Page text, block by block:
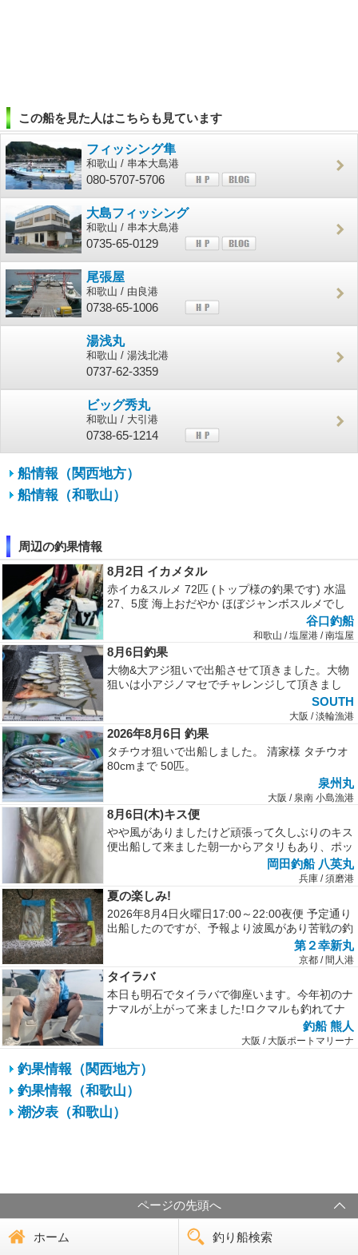
この船を見た人はこちらも見ています
フィッシング隼
和歌山 / 串本大島港
080-5707-5706
大島フィッシング
和歌山 / 串本大島港
0735-65-0129
尾張屋
和歌山 / 由良港
0738-65-1006
湯浅丸
和歌山 / 湯浅北港
0737-62-3359
ビッグ秀丸
和歌山 / 大引港
0738-65-1214
船情報（関西地方）
船情報（和歌山）
周辺の釣果情報
8月2日 イカメタル
赤イカ&スルメ 72匹 (トップ様の釣果です) 水温
27、5度 海上おだやか ほぼジャンボスルメでし
谷口釣船
和歌山 / 塩屋港 / 南塩屋
8月6日釣果
大物&大アジ狙いで出船させて頂きました。大物
狙いは小アジノマセでチャレンジして頂きまし
SOUTH
大阪 / 淡輪漁港
2026年8月6日 釣果
タチウオ狙いで出船しました。 清家様 タチウオ
80cmまで 50匹。
泉州丸
大阪 / 泉南 小島漁港
8月6日(木)キス便
やや風がありましたけど頑張って久しぶりのキス
便出船して来ました朝一からアタリもあり、ポッ
リポッリとキスが釣れていました型...岡田釣船 八英丸
兵庫 / 須磨港
夏の楽しみ!
2026年8月4日火曜日17:00～22:00夜便 予定通り
出船したのですが、予報より波風があり苦戦の釣
第２幸新丸
京都 / 間人港
タイラバ
本日も明石でタイラバで御座います。今年初のナ
ナマルが上がって来ました!ロクマルも釣れてナ
釣船 熊人
大阪 / 大阪ポートマリーナ
釣果情報（関西地方）
釣果情報（和歌山）
潮汐表（和歌山）
ページの先頭へ
ホーム 釣り船検索